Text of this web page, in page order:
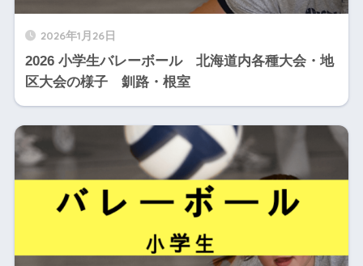
2026年1月26日
2026 小学生バレーボール 北海道内各種大会・地
区大会の様子 釧路・根室